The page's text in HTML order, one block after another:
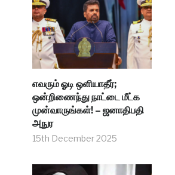
எவரும் ஓடி ஒளியாதீர்;
ஒன்றிணைந்து நாட்டை மீட்க
முன்வாருங்கள்! – ஜனாதிபதி
அநுர
15th December 2025